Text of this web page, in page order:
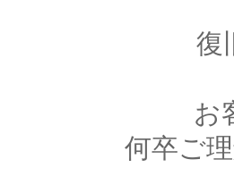
復
お
何卒ご